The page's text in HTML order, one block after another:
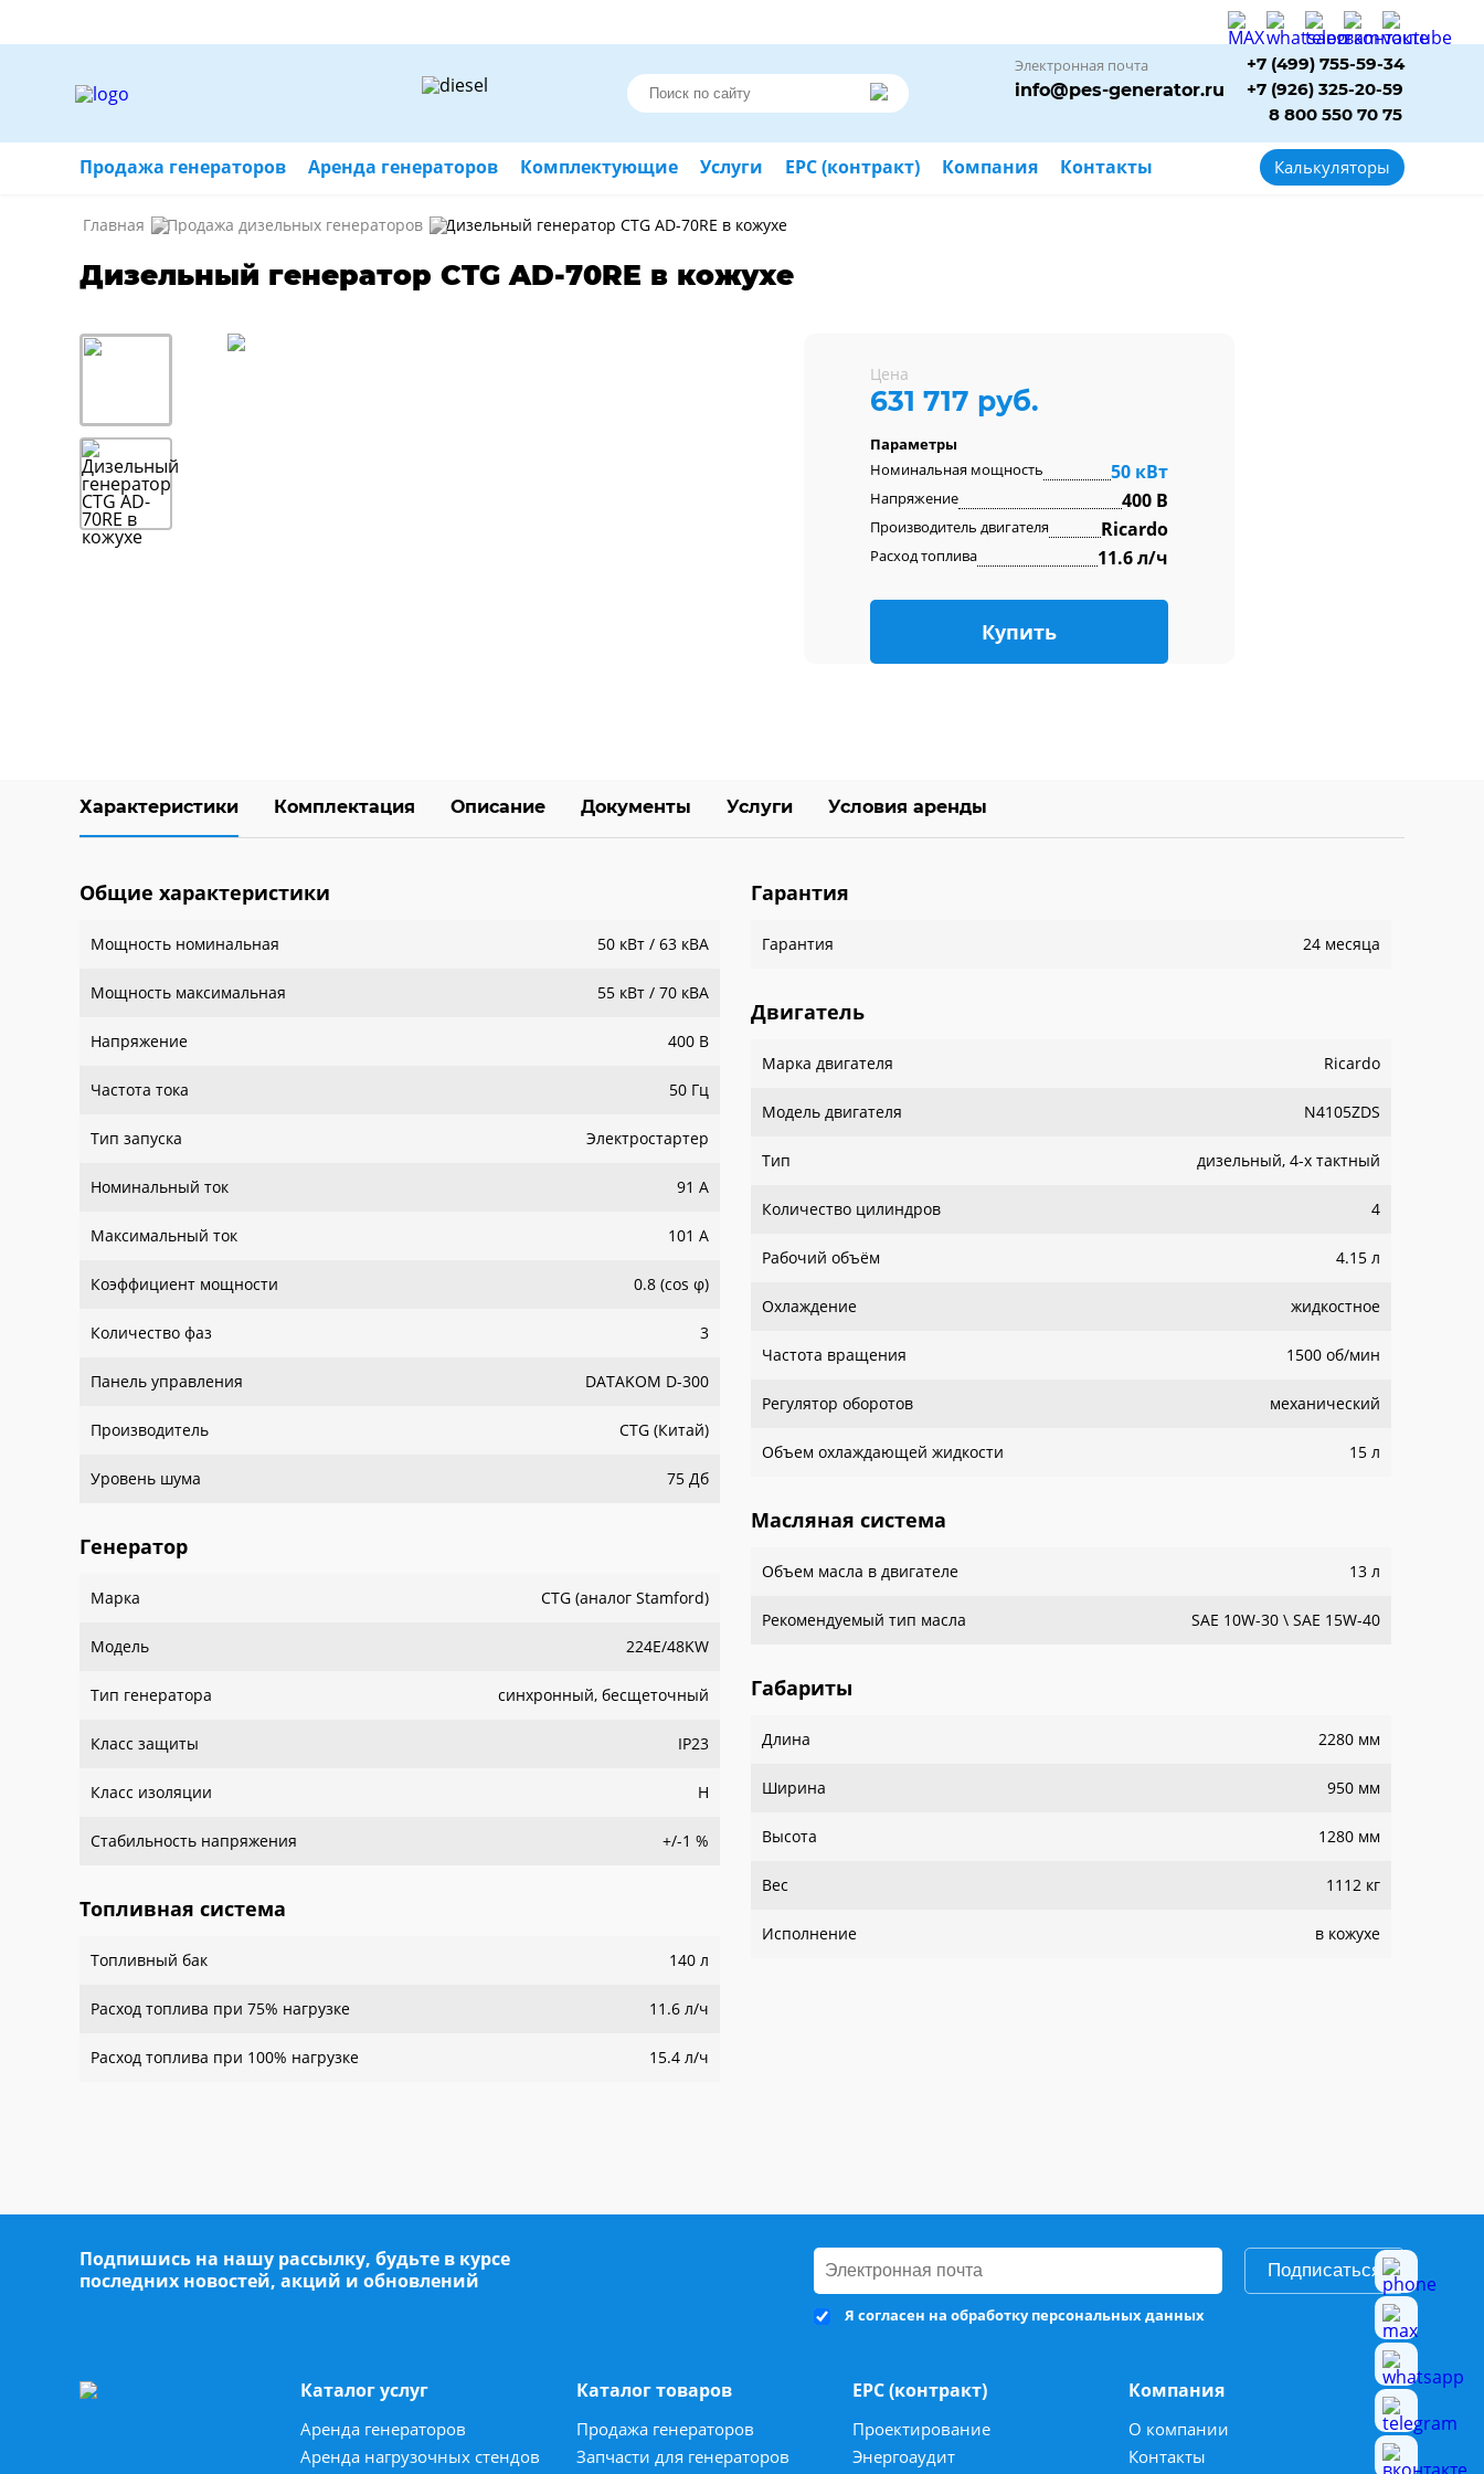
Электронная почта
info@pes-generator.ru
+7 (499) 755-59-34
+7 (926) 325-20-59
8 800 550 70 75
Продажа генераторов Аренда генераторов Комплектующие Услуги ЕРС (контракт) Компания Контакты Калькуляторы
Главная Продажа дизельных генераторов Дизельный генератор CTG AD-70RE в кожухе
Дизельный генератор CTG AD-70RE в кожухе
Цена
631 717 руб.
Параметры
Номинальная мощность
50 кВт
Напряжение 400 В
Производитель двигателя Ricardo
Расход топлива 11.6 л/ч
Купить
Характеристики Комплектация Описание Документы Услуги Условия аренды
Общие характеристики
Мощность номинальная 50 кВт / 63 кВА
Мощность максимальная 55 кВт / 70 кВА
Напряжение 400 В
Частота тока 50 Гц
Тип запуска Электростартер
Номинальный ток 91 А
Максимальный ток 101 А
Коэффициент мощности 0.8 (сos φ)
Количество фаз 3
Панель управления DATAKOM D-300
Производитель CTG (Китай)
Уровень шума 75 Дб
Генератор
Марка CTG (аналог Stamford)
Модель 224E/48KW
Тип генератора синхронный, бесщеточный
Класс защиты IP23
Класс изоляции H
Стабильность напряжения +/-1 %
Топливная система
Топливный бак 140 л
Расход топлива при 75% нагрузке 11.6 л/ч
Расход топлива при 100% нагрузке 15.4 л/ч
Гарантия
Гарантия 24 месяца
Двигатель
Марка двигателя Ricardo
Модель двигателя N4105ZDS
Тип дизельный, 4-х тактный
Количество цилиндров 4
Рабочий объём 4.15 л
Охлаждение жидкостное
Частота вращения 1500 об/мин
Регулятор оборотов механический
Объем охлаждающей жидкости 15 л
Масляная система
Объем масла в двигателе 13 л
Рекомендуемый тип масла SAE 10W-30 \ SAE 15W-40
Габариты
Длина 2280 мм
Ширина 950 мм
Высота 1280 мм
Вес 1112 кг
Исполнение в кожухе
Подпишись на нашу рассылку, будьте в курсе
последних новостей, акций и обновлений
Подписаться
Я согласен на обработку персональных данных
Каталог услуг
Аренда генераторов
Аренда нагрузочных стендов
Каталог товаров
Продажа генераторов
Запчасти для генераторов
ЕРС (контракт)
Проектирование
Энергоаудит
Компания
О компании
Контакты